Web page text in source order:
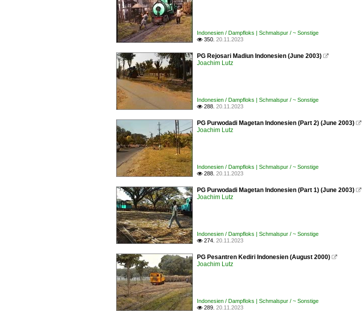
Indonesien / Dampfloks | Schmalspur / ~ Sonstige
 350. 20.11.2023
PG Rejosari Madiun Indonesien (June 2003) 
Joachim Lutz
Indonesien / Dampfloks | Schmalspur / ~ Sonstige
 288. 20.11.2023
PG Purwodadi Magetan Indonesien (Part 2) (June 2003) 
Joachim Lutz
Indonesien / Dampfloks | Schmalspur / ~ Sonstige
 288. 20.11.2023
PG Purwodadi Magetan Indonesien (Part 1) (June 2003) 
Joachim Lutz
Indonesien / Dampfloks | Schmalspur / ~ Sonstige
 274. 20.11.2023
PG Pesantren Kediri Indonesien (August 2000) 
Joachim Lutz
Indonesien / Dampfloks | Schmalspur / ~ Sonstige
 289. 20.11.2023